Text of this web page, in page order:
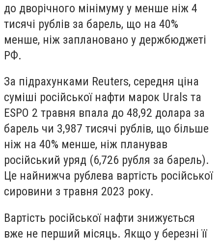
до дворічного мінімуму у менше ніж 4
тисячі рублів за барель, що на 40%
менше, ніж заплановано у держбюджеті
РФ.
За підрахунками Reuters, середня ціна
суміші російської нафти марок Urals та
ESPO 2 травня впала до 48,92 долара за
барель чи 3,987 тисячі рублів, що більше
ніж на 40% менше, ніж планував
російський уряд (6,726 рубля за барель).
Це найнижча рублева вартість російської
сировини з травня 2023 року.
Вартість російської нафти знижується
вже не перший місяць. Якщо у березні її